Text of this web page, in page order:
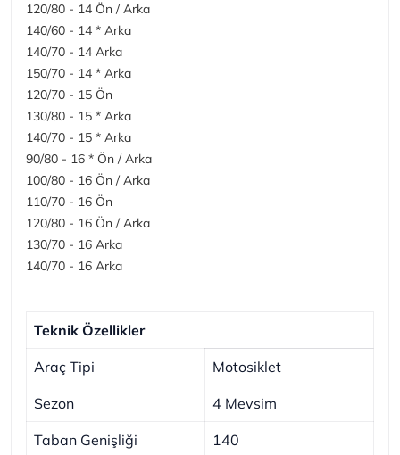
120/80 - 14 Ön / Arka
140/60 - 14 * Arka
140/70 - 14 Arka
150/70 - 14 * Arka
120/70 - 15 Ön
130/80 - 15 * Arka
140/70 - 15 * Arka
90/80 - 16 * Ön / Arka
100/80 - 16 Ön / Arka
110/70 - 16 Ön
120/80 - 16 Ön / Arka
130/70 - 16 Arka
140/70 - 16 Arka
Teknik Özellikler
Araç Tipi Motosiklet
Sezon 4 Mevsim
Taban Genişliği 140